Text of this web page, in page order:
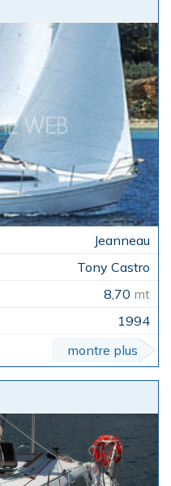
Jeanneau
Tony Castro
8,70 mt
1994
montre plus